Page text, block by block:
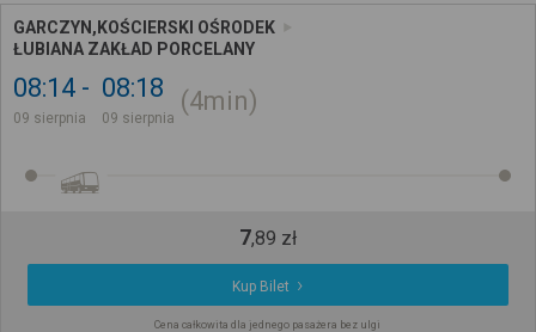
GARCZYN,KOŚCIERSKI OŚRODEK
ŁUBIANA ZAKŁAD PORCELANY
08:14
09 sierpnia
08:18
09 sierpnia
4min
7,89 zł
Kup Bilet
Cena całkowita dla jednego pasażera bez ulgi